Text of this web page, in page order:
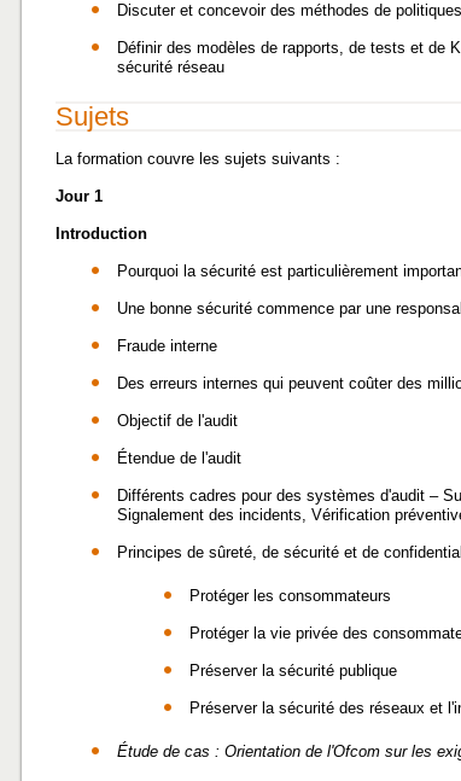
Discuter et concevoir des méthodes de
Définir des modèles de rapports, de tests et de
sécurité réseau
Sujets
La formation couvre les sujets suivants :
Jour 1
Introduction
Pourquoi la sécurité est particulièrement
Une bonne sécurité commence par une
Fraude interne
Des erreurs internes qui peuvent coûter des
Objectif de l'audit
Étendue de l'audit
Différents cadres pour des systèmes d'audit –
Signalement des incidents, Vérification
Principes de sûreté, de sécurité et de
Protéger les consommateurs
Protéger la vie privée des
Préserver la sécurité publique
Préserver la sécurité des réseaux et
Étude de cas : Orientation de l'Ofcom sur les